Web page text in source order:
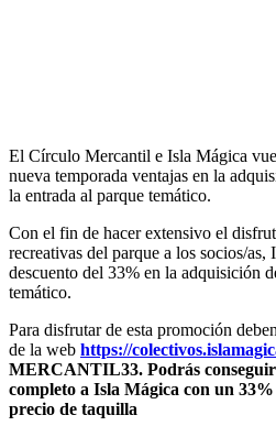
El Círculo Mercantil e Isla Mágica
nueva temporada ventajas en la
la entrada al parque temático.
Con el fin de hacer extensivo el
recreativas del parque a los socios/as,
descuento del 33% en la adquisición
temático.
Para disfrutar de esta promoción
de la web https://
MERCANTIL33. Podrás conseguir
completo a Isla Mágica con un 33%
precio de taquilla